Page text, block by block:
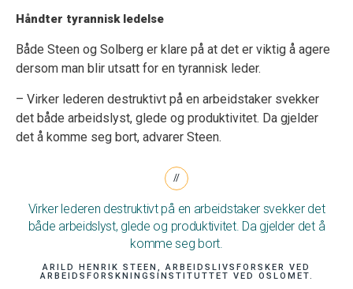
Håndter tyrannisk ledelse
Både Steen og Solberg er klare på at det er viktig å agere
dersom man blir utsatt for en tyrannisk leder.
– Virker lederen destruktivt på en arbeidstaker svekker
det både arbeidslyst, glede og produktivitet. Da gjelder
det å komme seg bort, advarer Steen.
Virker lederen destruktivt på en arbeidstaker svekker det
både arbeidslyst, glede og produktivitet. Da gjelder det å
komme seg bort.
ARILD HENRIK STEEN, ARBEIDSLIVSFORSKER VED
ARBEIDSFORSKNINGSINSTITUTTET VED OSLOMET.